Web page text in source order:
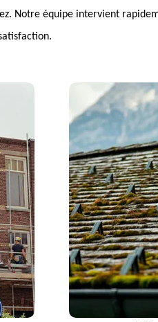
Notre équipe intervient